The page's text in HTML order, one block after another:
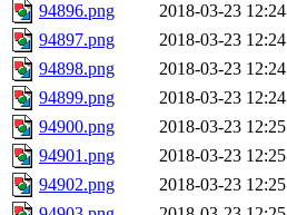
94896.png
2018-03-23 12:24
94897.png
2018-03-23 12:24
94898.png
2018-03-23 12:24
94899.png
2018-03-23 12:24
94900.png
2018-03-23 12:25
94901.png
2018-03-23 12:25
94902.png
2018-03-23 12:25